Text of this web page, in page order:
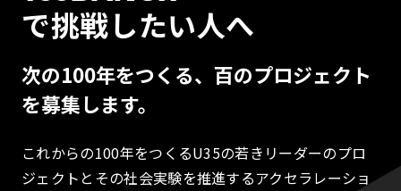
で挑戦したい人へ
次の100年をつくる、百のプロジェクト
を募集します。
これからの100年をつくるU35の若きリーダーのプロ
ジェクトとその社会実験を推進するアクセラレーショ